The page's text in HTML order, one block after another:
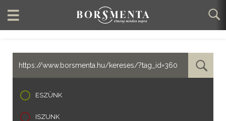
ESZÜNK
ISZUNK